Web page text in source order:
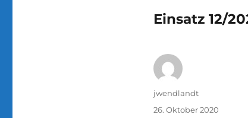
Einsatz 12/
Autor
jwendlandt
Veröffentlicht
26. Oktober 2020